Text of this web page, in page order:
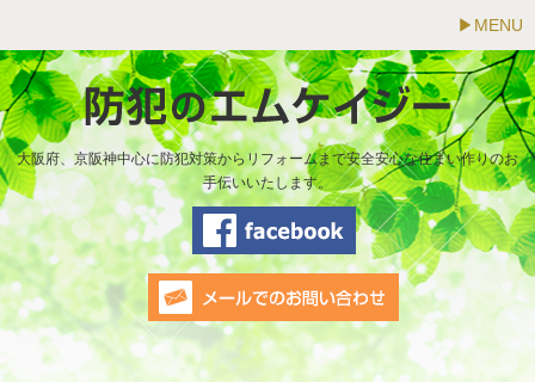
MENU
大阪府、京阪神中心に防犯対策からリフォームまで安全安心な住まい作りのお
手伝いいたします。